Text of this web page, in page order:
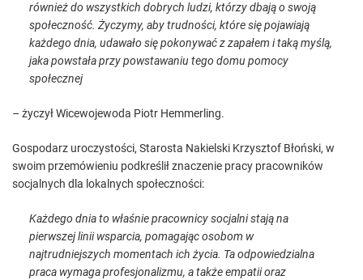
również do wszystkich dobrych ludzi, którzy dbają o swoją
społeczność. Życzymy, aby trudności, które się pojawiają
każdego dnia, udawało się pokonywać z zapałem i taką myślą,
jaka powstała przy powstawaniu tego domu pomocy
społecznej
– życzył Wicewojewoda Piotr Hemmerling.
Gospodarz uroczystości, Starosta Nakielski Krzysztof Błoński, w
swoim przemówieniu podkreślił znaczenie pracy pracowników
socjalnych dla lokalnych społeczności:
Każdego dnia to właśnie pracownicy socjalni stają na
pierwszej linii wsparcia, pomagając osobom w
najtrudniejszych momentach ich życia. Ta odpowiedzialna
praca wymaga profesjonalizmu, a także empatii oraz